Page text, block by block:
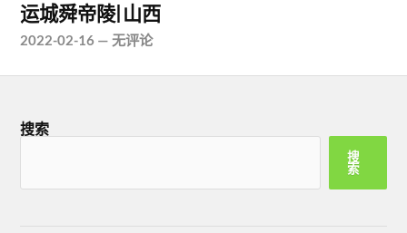
运城舜帝陵|山西
2022-02-16 —无评论
搜索
搜
索